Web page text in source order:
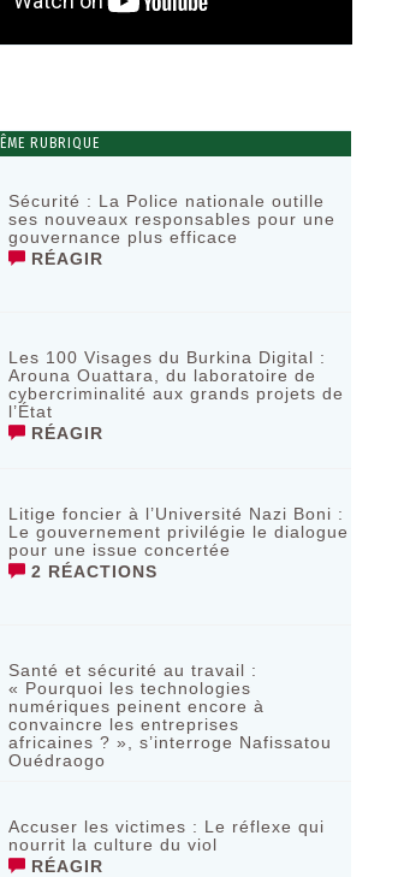
RUBRIQUE
Sécurité : La Police nationale outille
ses nouveaux responsables pour une
gouvernance plus efficace
RÉAGIR
Les 100 Visages du Burkina Digital :
Arouna Ouattara, du laboratoire de
cybercriminalité aux grands projets de
l’État
RÉAGIR
Litige foncier à l’Université Nazi Boni :
Le gouvernement privilégie le dialogue
pour une issue concertée
2 RÉACTIONS
Santé et sécurité au travail :
« Pourquoi les technologies
numériques peinent encore à
convaincre les entreprises
africaines ? », s’interroge Nafissatou
Ouédraogo
Accuser les victimes : Le réflexe qui
nourrit la culture du viol
RÉAGIR